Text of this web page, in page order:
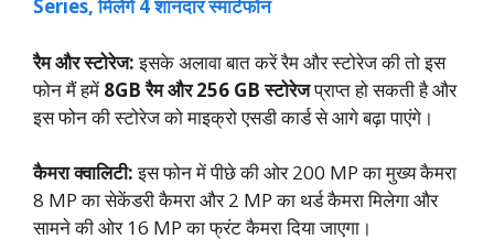
Series, मिलेंगे 4 शानदार स्मार्टफोन
रैम और स्‍टोरेज:इसके अलावा बात करें रैम और स्टोरेज की तो इस
फोन मैं हमें 8GB रैम और 256 GB स्टोरेजप्राप्त हो सकती है और
इस फोन की स्टोरेज को माइक्रो एसडी कार्ड से आगे बढ़ा पाएंगे।
कैमरा क्वालिटी:इस फोन में पीछे की ओर 200 MP का मुख्य कैमरा
8 MP का सेकेंडरी कैमरा और 2 MP का थर्ड कैमरा मिलेगा और
सामने की ओर 16 MP का फ्रंट कैमरा दिया जाएगा।